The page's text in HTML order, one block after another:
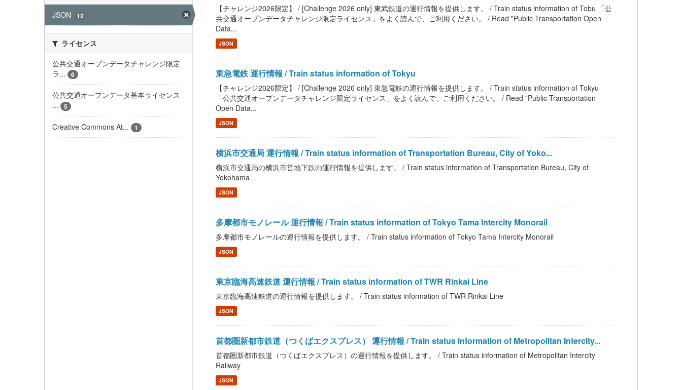
JSON
12
ライセンス
公共交通オープンデータチャレンジ限定
ラ...
6
公共交通オープンデータ基本ライセンス
...
5
Creative Commons At... 1
【チャレンジ2026限定】 / [Challenge 2026 only] 東武鉄道の運行情報を提供します。 / Train status information of Tobu 「公
共交通オープンデータチャレンジ限定ライセンス」をよく読んで、ご利用ください。 / Read "Public Transportation Open
Data...
JSON
東急電鉄 運行情報 / Train status information of Tokyu
【チャレンジ2026限定】 / [Challenge 2026 only] 東急電鉄の運行情報を提供します。 / Train status information of Tokyu
「公共交通オープンデータチャレンジ限定ライセンス」をよく読んで、ご利用ください。 / Read "Public Transportation
Open Data...
JSON
横浜市交通局 運行情報 / Train status information of Transportation Bureau, City of Yoko...
横浜市交通局の横浜市営地下鉄の運行情報を提供します。 / Train status information of Transportation Bureau, City of
Yokohama
JSON
多摩都市モノレール 運行情報 / Train status information of Tokyo Tama Intercity Monorail
多摩都市モノレールの運行情報を提供します。 / Train status information of Tokyo Tama Intercity Monorail
JSON
東京臨海高速鉄道 運行情報 / Train status information of TWR Rinkai Line
東京臨海高速鉄道の運行情報を提供します。 / Train status information of TWR Rinkai Line
JSON
首都圏新都市鉄道（つくばエクスプレス） 運行情報 / Train status information of Metropolitan Intercity...
首都圏新都市鉄道（つくばエクスプレス）の運行情報を提供します。 / Train status information of Metropolitan Intercity
Railway
JSON